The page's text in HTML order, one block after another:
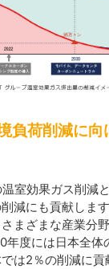
負荷削減に
室効果ガス削減
減にも貢献します
まざまな産業分
年度には日本全体
は2％の削減に